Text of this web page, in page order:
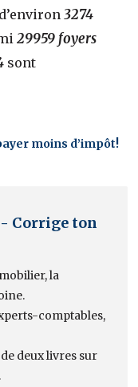
3274
29959 foyers
sont
moins d’impôt!
Corrige ton
la
comptables,
deux livres sur